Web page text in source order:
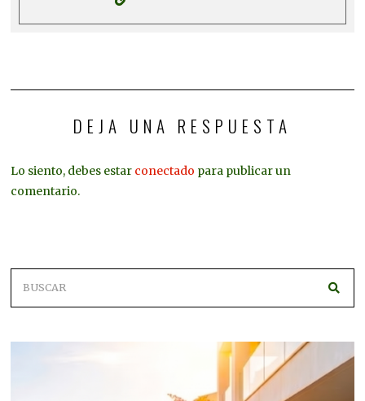
DEJA UNA RESPUESTA
Lo siento, debes estar conectado para publicar un
comentario.